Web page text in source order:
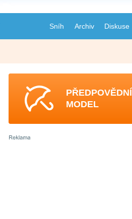
Sníh Archiv Diskuse
PŘEDPOVĚDNÍ
MODEL